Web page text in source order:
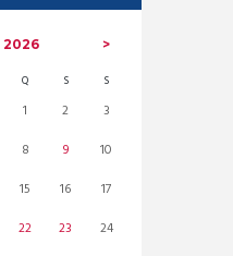
2026
Q S S
1 2
3
8 9
10
15 16
17
22 23
24